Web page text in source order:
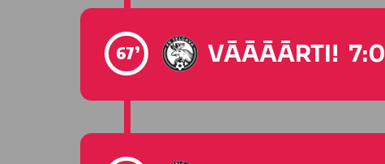
67’ VĀĀĀĀRTI! 7:0